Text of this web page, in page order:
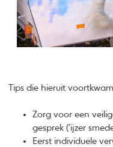
Tips die hieruit
Zorg voor een
gesprek (‘ijzer
Eerst individuele